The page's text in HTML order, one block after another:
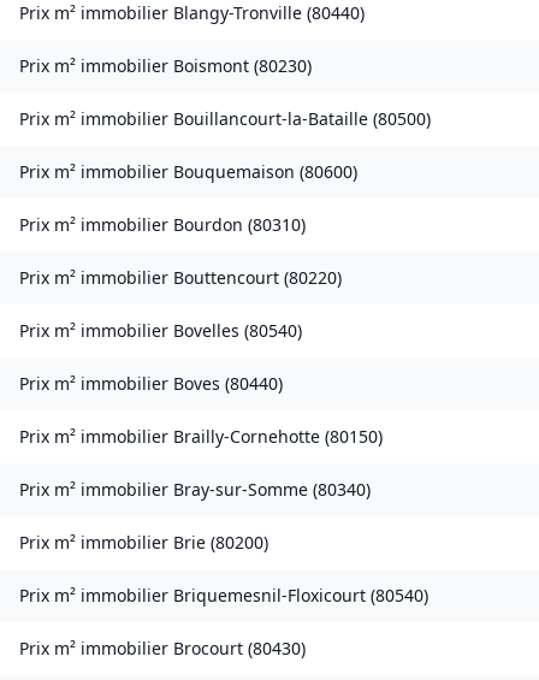
Prix m² immobilier Blangy-Tronville (80440)
Prix m² immobilier Boismont (80230)
Prix m² immobilier Bouillancourt-la-Bataille (80500)
Prix m² immobilier Bouquemaison (80600)
Prix m² immobilier Bourdon (80310)
Prix m² immobilier Bouttencourt (80220)
Prix m² immobilier Bovelles (80540)
Prix m² immobilier Boves (80440)
Prix m² immobilier Brailly-Cornehotte (80150)
Prix m² immobilier Bray-sur-Somme (80340)
Prix m² immobilier Brie (80200)
Prix m² immobilier Briquemesnil-Floxicourt (80540)
Prix m² immobilier Brocourt (80430)